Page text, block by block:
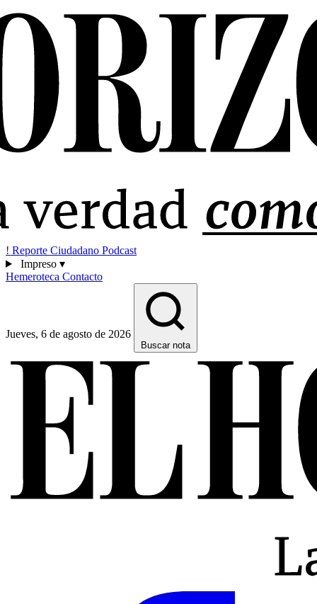
! Reporte Ciudadano Podcast
Impreso ▾
Hemeroteca Contacto
Jueves, 6 de agosto de 2026
Buscar nota